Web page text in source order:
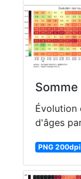
Somme
Évolution
d'âges
PNG 200dpi